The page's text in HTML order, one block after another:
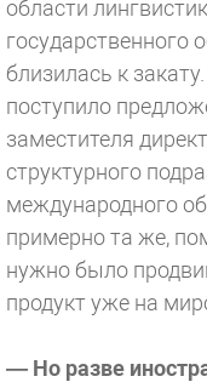
области
государственного
близилась к
поступило
заместителя
структурного
международного
примерно та же,
нужно было
продукт уже на
— Но разве